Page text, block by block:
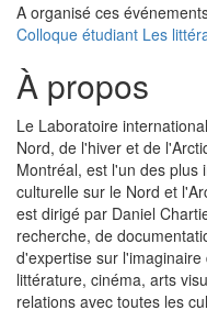
A organisé ces
Colloque étudiant Les
À propos
Le Laboratoire
Nord, de l'hiver et de
Montréal, est l'un des plus
culturelle sur le Nord et
est dirigé par Daniel
recherche, de
d'expertise sur
littérature, cinéma, arts
relations avec toutes les